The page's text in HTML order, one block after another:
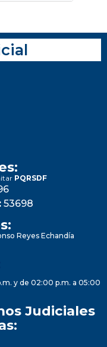
PQRSDF
53698
Reyes Echandía
y de 02:00 p.m. a 05:00
Judiciales